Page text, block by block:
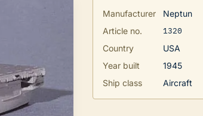
Manufacturer
Neptun
Article no.
1320
Country
USA
Year built
1945
Ship class
Aircraft